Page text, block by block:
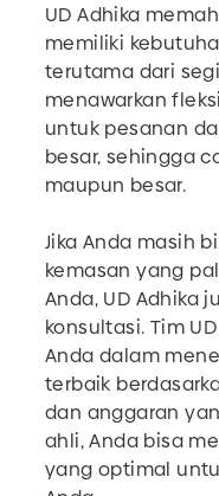
UD Adhika
memiliki
terutama dari
menawarkan
untuk pesanan
besar, sehingga
maupun besar.
Jika Anda masih
kemasan yang
Anda, UD Adhika
konsultasi. Tim
Anda dalam
terbaik
dan anggaran
ahli, Anda bisa
yang optimal